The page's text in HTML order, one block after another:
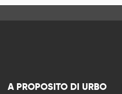
A PROPOSITO DI URBO